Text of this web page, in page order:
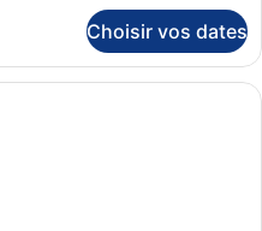
Choisir vos dates
Une chambre d’hôtel moderne